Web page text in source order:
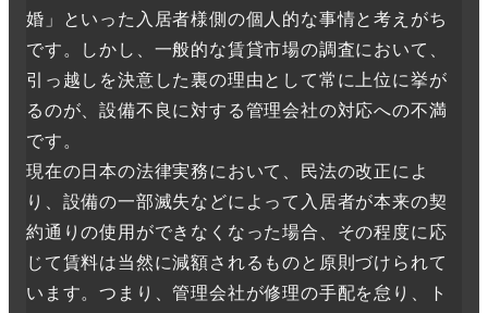
婚」といった入居者様側の個人的な事情と考えがち
です。しかし、一般的な賃貸市場の調査において、
引っ越しを決意した裏の理由として常に上位に挙が
るのが、設備不良に対する管理会社の対応への不満
です。
現在の日本の法律実務において、民法の改正によ
り、設備の一部滅失などによって入居者が本来の契
約通りの使用ができなくなった場合、その程度に応
じて賃料は当然に減額されるものと原則づけられて
います。つまり、管理会社が修理の手配を怠り、ト